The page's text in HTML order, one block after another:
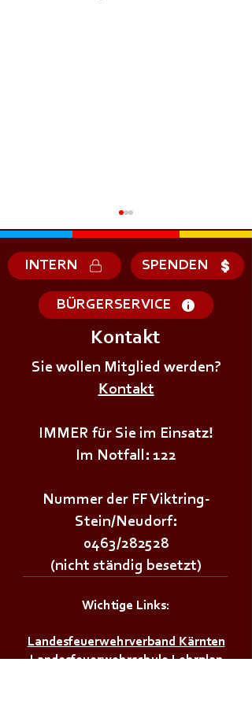
INTERN SPENDEN
BÜRGERSERVICE
Kontakt
Sie wollen Mitglied werden?
Kontakt
IMMER für Sie im Einsatz!
Im Notfall: 122
Nummer der FF Viktring-
Stein/Neudorf:
0463/282528
(nicht ständig besetzt)
Wichtige Links:
Landesfeuerwehrverband Kärnten
Landesfeuerwehrschule Lehrplan